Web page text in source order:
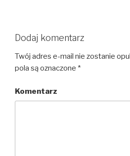
Dodaj komentarz
Twój adres e-mail nie zostanie
pola są oznaczone *
Komentarz